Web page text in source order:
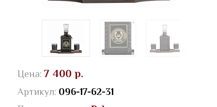
Цена: 7 400 р.
Артикул: 096-17-62-31